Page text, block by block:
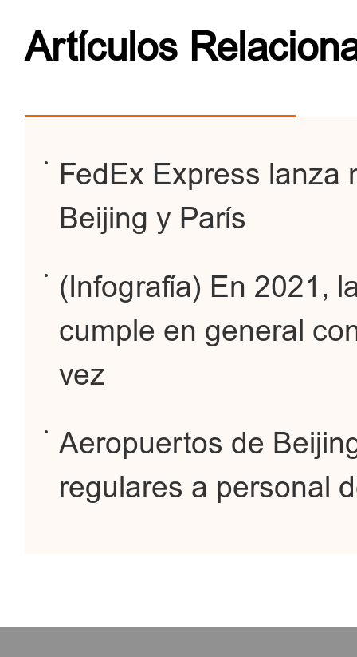
Artículos
FedEx Express lanza
Beijing y París
(Infografía) En 2021,
cumple en general
vez
Aeropuertos de
regulares a personal